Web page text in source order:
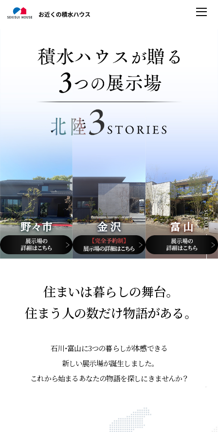
野々市 金 沢 富 山
住まいは暮らしの舞台。
住まう人の数だけ物語がある。
石川・富山に3つの暮らしが体感できる
新しい展示場が誕生しました。
これから始まるあなたの物語を探しにきませんか？